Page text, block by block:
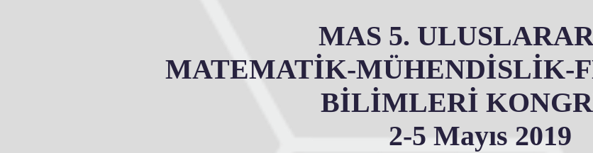
MAS 5.
MATEMATİK-MÜHENDİSLİK-
BİLİMLERİ
2-5 Mayıs 2019